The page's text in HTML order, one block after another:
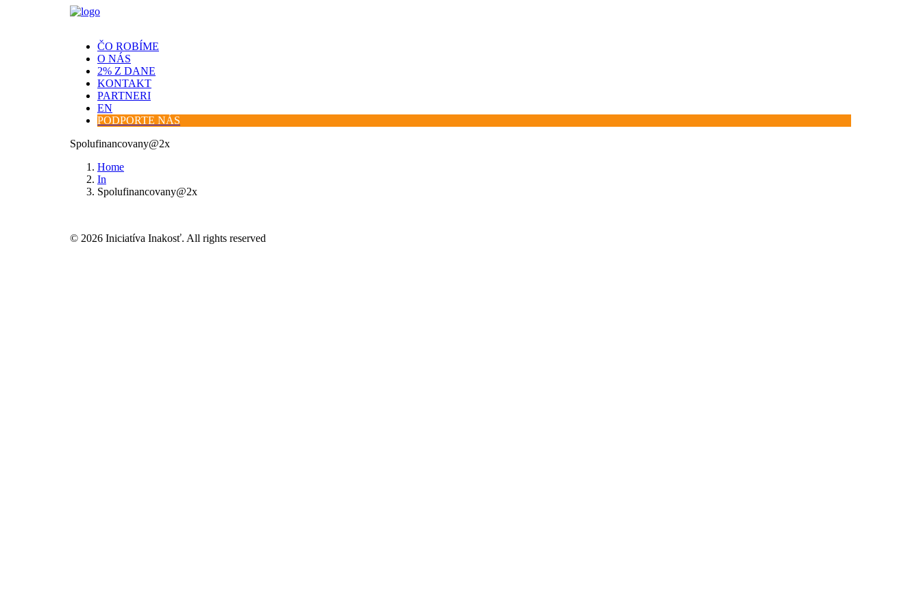
ČO ROBÍME
O NÁS
2% Z DANE
KONTAKT
PARTNERI
EN
PODPORTE NÁS
Spolufinancovany@2x
Home
In
Spolufinancovany@2x
© 2026 Iniciatíva Inakosť. All rights reserved